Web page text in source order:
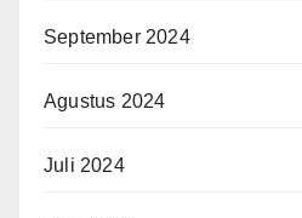
September 2024
Agustus 2024
Juli 2024